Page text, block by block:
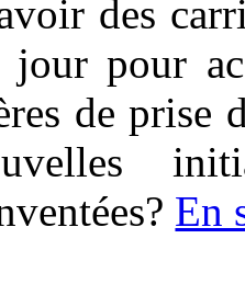
des
pour
de prise
En